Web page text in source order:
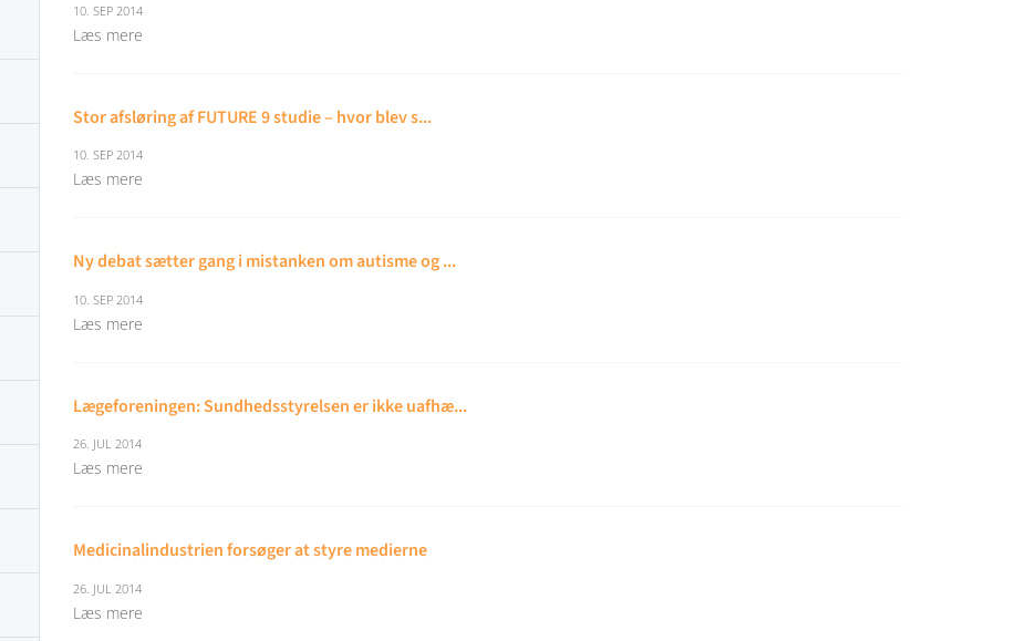
10. SEP 2014
Læs mere
Stor afsløring af FUTURE 9 studie – hvor blev s...
10. SEP 2014
Læs mere
Ny debat sætter gang i mistanken om autisme og ...
10. SEP 2014
Læs mere
Lægeforeningen: Sundhedsstyrelsen er ikke uafhæ...
26. JUL 2014
Læs mere
Medicinalindustrien forsøger at styre medierne
26. JUL 2014
Læs mere